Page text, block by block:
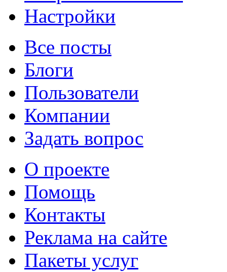
Настройки
Все посты
Блоги
Пользователи
Компании
Задать вопрос
О проекте
Помощь
Контакты
Реклама на сайте
Пакеты услуг